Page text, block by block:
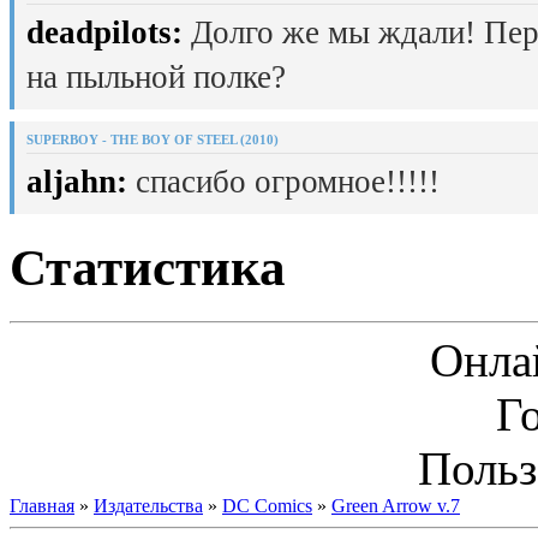
deadpilots: Долго же мы ждали!
на пыльной полке?
SUPERBOY - THE BOY OF STEEL (2010)
aljahn: спасибо огромное!!!!!
Статистика
Главная » Издательства » DC Comics » Green Arrow v.7